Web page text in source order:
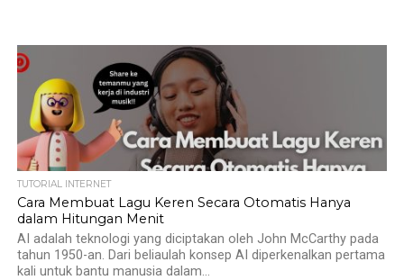
TUTORIAL INTERNET
Cara Membuat Lagu Keren Secara Otomatis Hanya
dalam Hitungan Menit
AI adalah teknologi yang diciptakan oleh John McCarthy pada
tahun 1950-an. Dari beliaulah konsep AI diperkenalkan pertama
kali untuk bantu manusia dalam...